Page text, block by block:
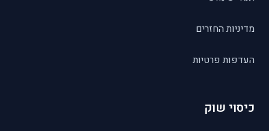
מדיניות החזרים
העדפות פרטיות
כיסוי שוק